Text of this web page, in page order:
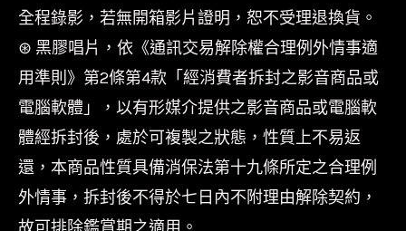
全程錄影，若無開箱影片證明，恕不受理退換貨。
⊛ 黑膠唱片，依《通訊交易解除權合理例外情事適
用準則》第2條第4款「經消費者拆封之影音商品或
電腦軟體」，以有形媒介提供之影音商品或電腦軟
體經拆封後，處於可複製之狀態，性質上不易返
還，本商品性質具備消保法第十九條所定之合理例
外情事，拆封後不得於七日內不附理由解除契約，
故可排除鑑賞期之適用。